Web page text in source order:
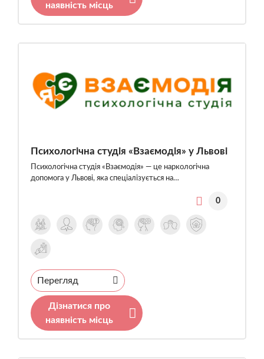
наявність місць
Психологічна студія «Взаємодія» у Львові
Психологічна студія «Взаємодія» — це наркологічна
допомога у Львові, яка спеціалізується на…
0
Перегляд
Дізнатися про
наявність місць